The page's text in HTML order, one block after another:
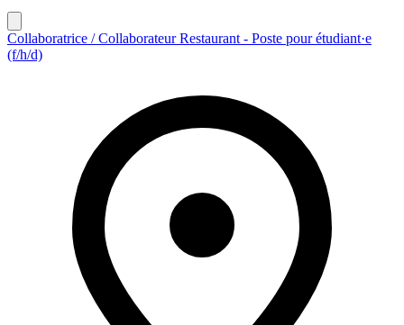
Collaboratrice / Collaborateur Restaurant - Poste pour étudiant·e
(f/h/d)